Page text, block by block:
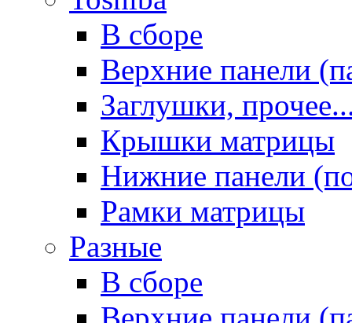
В сборе
Верхние панели
Заглушки,
Крышки матрицы
Нижние панели
Рамки матрицы
Разные
В сборе